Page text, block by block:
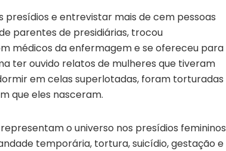
e entrevistar mais de cem pessoas
parentes de presidiárias, trocou
médicos da enfermagem e se ofereceu para
ter ouvido relatos de mulheres que tiveram
em celas superlotadas, foram torturadas
que eles nasceram.
o universo nos presídios femininos
temporária, tortura, suicídio, gestação e